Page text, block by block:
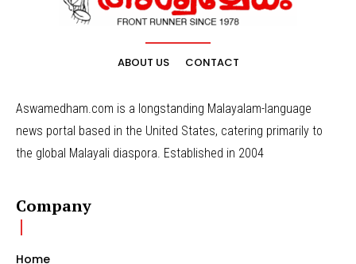
ABOUT US CONTACT
Aswamedham.com is a longstanding Malayalam-language
news portal based in the United States, catering primarily to
the global Malayali diaspora. Established in 2004
Company
Home